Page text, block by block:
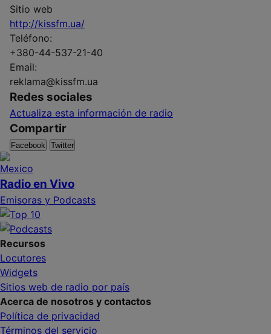
Sitio web
http://kissfm.ua/
Teléfono:
+380-44-537-21-40
Email:
reklama@kissfm.ua
Redes sociales
Actualiza esta información de radio
Compartir
Facebook Twitter
Radio en Vivo
Emisoras y Podcasts
Recursos
Locutores
Widgets
Sitios web de radio por país
Acerca de nosotros y contactos
Política de privacidad
Términos del servicio